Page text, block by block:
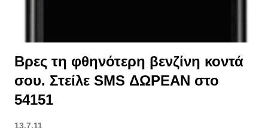
Βρες τη φθηνότερη βενζίνη κοντά
σου. Στείλε SMS ΔΩΡΕΑΝ στο
54151
13.7.11